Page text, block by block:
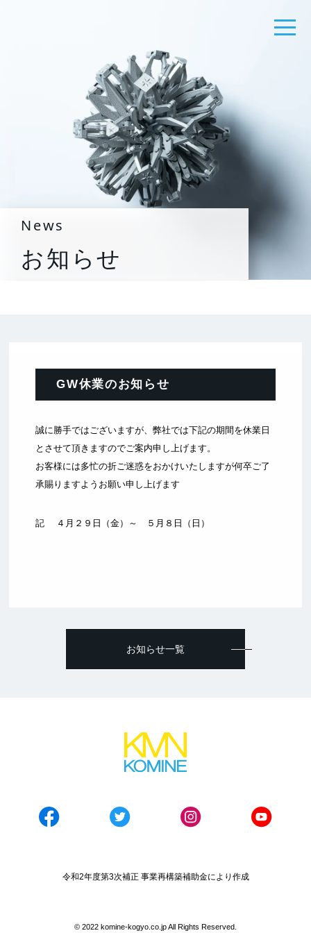
News
お知らせ
GW休業のお知らせ
誠に勝手ではございますが、弊社では下記の期間を休業日
とさせて頂きますのでご案内申し上げます。
お客様には多忙の折ご迷惑をおかけいたしますが何卒ご了
承賜りますようお願い申し上げます
記 ４月２９日（金）～ ５月８日（日）
お知らせ一覧
令和2年度第3次補正 事業再構築補助金により作成
© 2022 komine-kogyo.co.jp All Rights Reserved.